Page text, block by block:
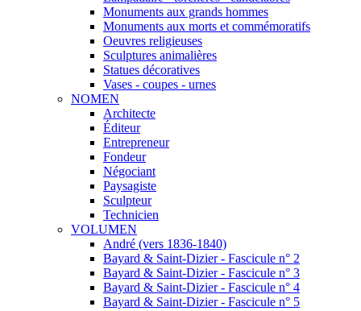
Monuments aux grands hommes
Monuments aux morts et commémoratifs
Oeuvres religieuses
Sculptures animalières
Statues décoratives
Vases - coupes - urnes
NOMEN
Architecte
Éditeur
Entrepreneur
Fondeur
Négociant
Paysagiste
Sculpteur
Technicien
VOLUMEN
André (vers 1836-1840)
Bayard & Saint-Dizier - Fascicule n° 2
Bayard & Saint-Dizier - Fascicule n° 3
Bayard & Saint-Dizier - Fascicule n° 4
Bayard & Saint-Dizier - Fascicule n° 5